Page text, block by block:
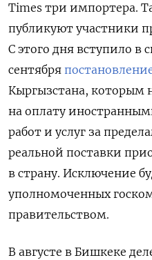
Times три импортера.
публикуют участники
С этого дня вступило в
сентября
Кыргызстана, которым
на оплату
работ и услуг за
реальной поставки
в страну. Исключение
уполномоченных
правительством.
В августе в Бишкеке